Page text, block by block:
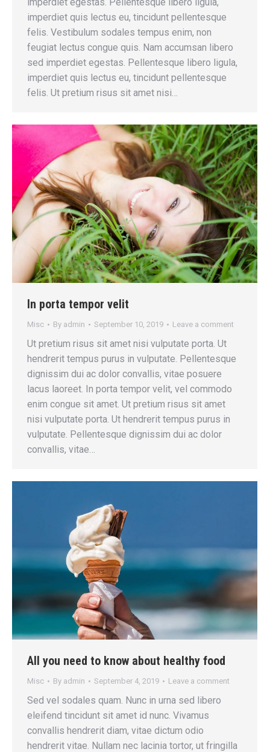
imperdiet quis lectus eu, tincidunt pellentesque
felis. Vestibulum sodales tempus enim, non
feugiat lectus congue quis. Nam accumsan libero
sed imperdiet egestas. Pellentesque libero ligula,
imperdiet quis lectus eu, tincidunt pellentesque
felis. Ut pretium risus sit amet nisi…
In porta tempor velit
Misc By admin September 10, 2019 Leave a comment
Ut pretium risus sit amet nisi vulputate porta. Ut
hendrerit tempus purus in vulputate. Pellentesque
dignissim dui ac dolor convallis, vitae posuere
lacus laoreet. In porta tempor velit, vel commodo
enim congue sit amet. Ut pretium risus sit amet
nisi vulputate porta. Ut hendrerit tempus purus in
vulputate. Pellentesque dignissim dui ac dolor
convallis, vitae…
All you need to know about healthy food
Misc By admin September 4, 2019 Leave a comment
Sed vel sodales quam. Nunc in urna sed libero
eleifend tincidunt sit amet id nunc. Vivamus
convallis hendrerit diam, vitae dictum odio
hendrerit vitae. Nullam nec lacinia tortor, ut fringilla